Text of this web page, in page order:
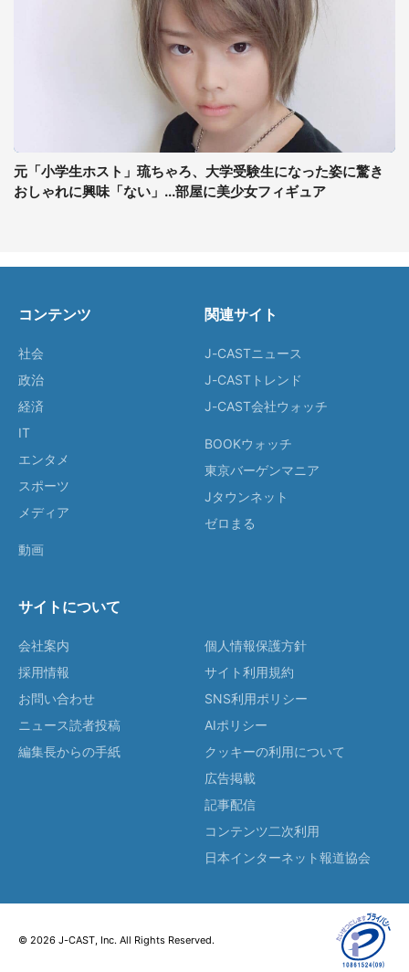
元「小学生ホスト」琉ちゃろ、大学受験生になった姿に驚き
おしゃれに興味「ない」...部屋に美少女フィギュア
コンテンツ
社会
政治
経済
IT
エンタメ
スポーツ
メディア
動画
関連サイト
J-CASTニュース
J-CASTトレンド
J-CAST会社ウォッチ
BOOKウォッチ
東京バーゲンマニア
Jタウンネット
ゼロまる
サイトについて
会社案内
採用情報
お問い合わせ
ニュース読者投稿
編集長からの手紙
個人情報保護方針
サイト利用規約
SNS利用ポリシー
AIポリシー
クッキーの利用について
広告掲載
記事配信
コンテンツ二次利用
日本インターネット報道協会
© 2026 J-CAST, Inc. All Rights Reserved.